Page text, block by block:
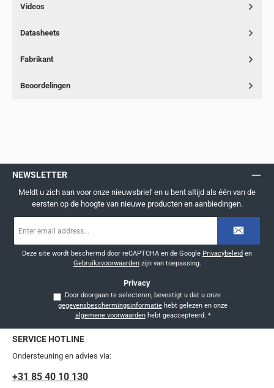
Videos
Datasheets
Fabrikant
Beoordelingen
NEWSLETTER
Meldt u zich aan voor onze nieuwsbrief en u bent altijd als één van de
eersten op de hoogte van nieuwe producten en aanbiedingen.
mailadres
Deze site wordt beschermd door reCAPTCHA en de Google Privacybeleid en
Gebruiksvoorwaardenzijn van toepassing.
Privacy
Door doorgaan te selecteren, bevestigt u dat u onze
gegevensbeschermingsinformatie
algemene voorwaardenhebt geaccepteerd. *
SERVICE HOTLINE
Ondersteuning en advies via:
+31 85 40 10 130